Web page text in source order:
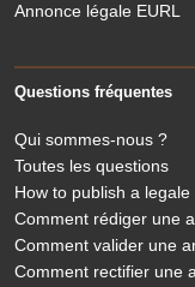
Annonce légale EURL
Questions fréquentes
Qui sommes-nous ?
Toutes les questions
How to publish a legale
Comment rédiger une
Comment valider une
Comment rectifier une